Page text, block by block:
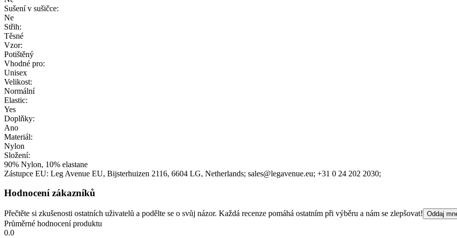
Sušení v sušičce:
Ne
Střih:
Těsné
Vzor:
Potištěný
Vhodné pro:
Unisex
Velikost:
Normální
Elastic:
Yes
Doplňky:
Ano
Materiál:
Nylon
Složení:
90% Nylon, 10% elastane
Zástupce EU: Leg Avenue EU, Bijsterhuizen 2116, 6604 LG, Netherlands; sales@legavenue.eu; +31 0 24 202 2030;
Hodnocení zákazníků
Přečtěte si zkušenosti ostatních uživatelů a podělte se o svůj názor. Každá recenze pomáhá ostatním při výběru a nám se zlepšovat! Oddaj
Průměrné hodnocení produktu
0.0